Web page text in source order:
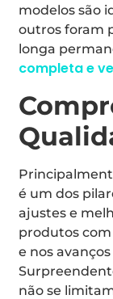
modelos são
outros foram
longa
completa e
é um dos
ajustes e
produtos
e nos
não se